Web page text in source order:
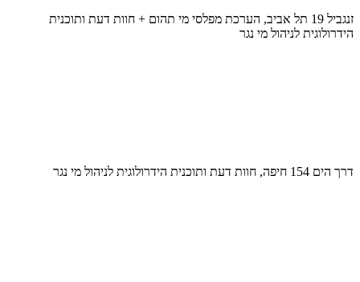
זנגביל 19 תל אביב, הערכת מפלסי מי תהום + חוות דעת ותוכנית
הידרולוגית לניהול מי נגר
דרך הים 154 חיפה, חוות דעת ותוכנית הידרולוגית לניהול מי נגר